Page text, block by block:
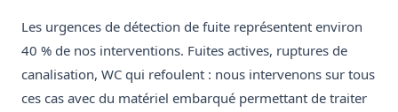
Les urgences de détection de fuite représentent environ
40 % de nos interventions. Fuites actives, ruptures de
canalisation, WC qui refoulent : nous intervenons sur tous
ces cas avec du matériel embarqué permettant de traiter